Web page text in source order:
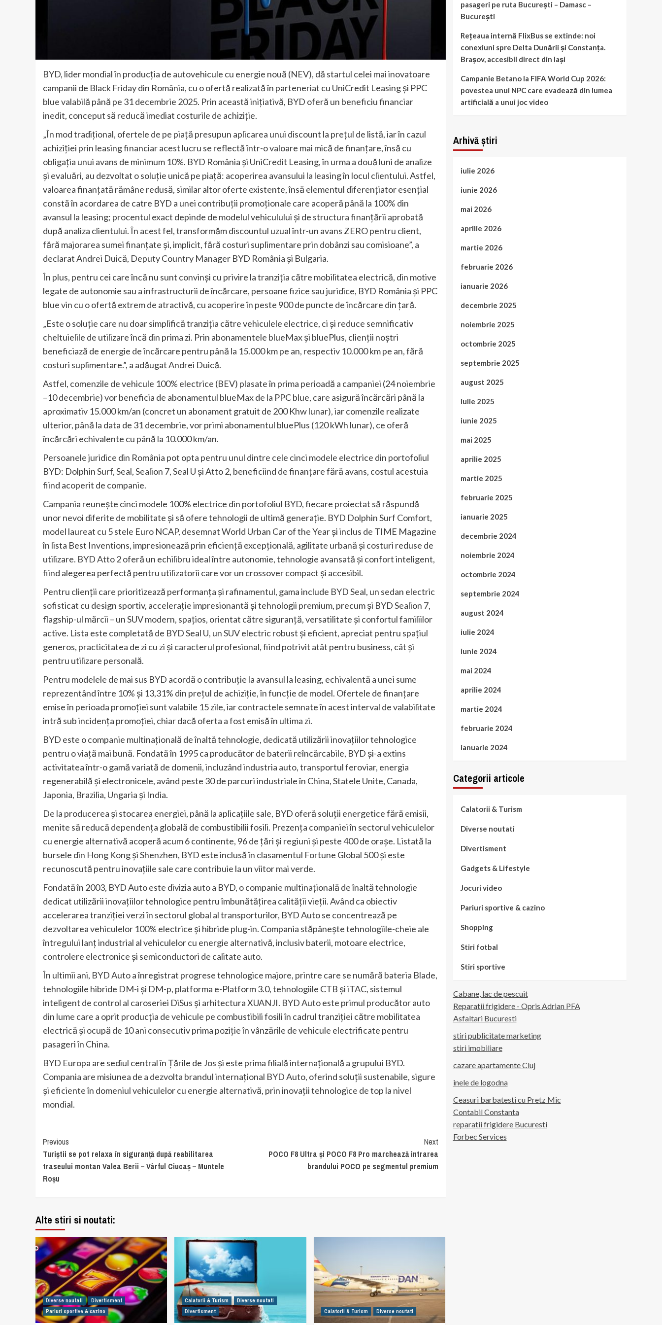
BYD, lider mondial în producția de autovehicule cu energie nouă (NEV), dă startul celei mai inovatoare
campanii de Black Friday din România, cu o ofertă realizată în parteneriat cu UniCredit Leasing și PPC
blue valabilă până pe 31 decembrie 2025. Prin această inițiativă, BYD oferă un beneficiu financiar
inedit, conceput să reducă imediat costurile de achiziție.
„În mod tradițional, ofertele de pe piață presupun aplicarea unui discount la prețul de listă, iar în cazul
achiziției prin leasing financiar acest lucru se reflectă într-o valoare mai mică de finanțare, însă cu
obligația unui avans de minimum 10%. BYD România și UniCredit Leasing, în urma a două luni de analize
și evaluări, au dezvoltat o soluție unică pe piață: acoperirea avansului la leasing în locul clientului. Astfel,
valoarea finanțată rămâne redusă, similar altor oferte existente, însă elementul diferențiator esențial
constă în acordarea de catre BYD a unei contribuții promoționale care acoperă până la 100% din
avansul la leasing; procentul exact depinde de modelul vehiculului și de structura finanțării aprobată
după analiza clientului. În acest fel, transformăm discountul uzual într-un avans ZERO pentru client,
fără majorarea sumei finanțate și, implicit, fără costuri suplimentare prin dobânzi sau comisioane”, a
declarat Andrei Duică, Deputy Country Manager BYD România și Bulgaria.
În plus, pentru cei care încă nu sunt convinși cu privire la tranziția către mobilitatea electrică, din motive
legate de autonomie sau a infrastructurii de încărcare, persoane fizice sau juridice, BYD România și PPC
blue vin cu o ofertă extrem de atractivă, cu acoperire în peste 900 de puncte de încărcare din țară.
„Este o soluție care nu doar simplifică tranziția către vehiculele electrice, ci și reduce semnificativ
cheltuielile de utilizare încă din prima zi. Prin abonamentele blueMax și bluePlus, clienții noștri
beneficiază de energie de încărcare pentru până la 15.000 km pe an, respectiv 10.000 km pe an, fără
costuri suplimentare.”, a adăugat Andrei Duică.
Astfel, comenzile de vehicule 100% electrice (BEV) plasate în prima perioadă a campaniei (24 noiembrie
–10 decembrie) vor beneficia de abonamentul blueMax de la PPC blue, care asigură încărcări până la
aproximativ 15.000 km/an (concret un abonament gratuit de 200 Khw lunar), iar comenzile realizate
ulterior, până la data de 31 decembrie, vor primi abonamentul bluePlus (120 kWh lunar), ce oferă
încărcări echivalente cu până la 10.000 km/an.
Persoanele juridice din România pot opta pentru unul dintre cele cinci modele electrice din portofoliul
BYD: Dolphin Surf, Seal, Sealion 7, Seal U și Atto 2, beneficiind de finanțare fără avans, costul acestuia
fiind acoperit de companie.
Campania reunește cinci modele 100% electrice din portofoliul BYD, fiecare proiectat să răspundă
unor nevoi diferite de mobilitate și să ofere tehnologii de ultimă generație. BYD Dolphin Surf Comfort,
model laureat cu 5 stele Euro NCAP, desemnat World Urban Car of the Year și inclus de TIME Magazine
în lista Best Inventions, impresionează prin eficiență excepțională, agilitate urbană și costuri reduse de
utilizare. BYD Atto 2 oferă un echilibru ideal între autonomie, tehnologie avansată și confort inteligent,
fiind alegerea perfectă pentru utilizatorii care vor un crossover compact și accesibil.
Pentru clienții care prioritizează performanța și rafinamentul, gama include BYD Seal, un sedan electric
sofisticat cu design sportiv, accelerație impresionantă și tehnologii premium, precum și BYD Sealion 7,
flagship-ul mărcii – un SUV modern, spațios, orientat către siguranță, versatilitate și confortul familiilor
active. Lista este completată de BYD Seal U, un SUV electric robust și eficient, apreciat pentru spațiul
generos, practicitatea de zi cu zi și caracterul profesional, fiind potrivit atât pentru business, cât și
pentru utilizare personală.
Pentru modelele de mai sus BYD acordă o contribuție la avansul la leasing, echivalentă a unei sume
reprezentând între 10% și 13,31% din prețul de achiziție, în funcție de model. Ofertele de finanțare
emise în perioada promoției sunt valabile 15 zile, iar contractele semnate în acest interval de valabilitate
intră sub incidența promoției, chiar dacă oferta a fost emisă în ultima zi.
BYD este o companie multinațională de înaltă tehnologie, dedicată utilizării inovațiilor tehnologice
pentru o viață mai bună. Fondată în 1995 ca producător de baterii reîncărcabile, BYD și-a extins
activitatea într-o gamă variată de domenii, incluzând industria auto, transportul feroviar, energia
regenerabilă și electronicele, având peste 30 de parcuri industriale în China, Statele Unite, Canada,
Japonia, Brazilia, Ungaria și India.
De la producerea și stocarea energiei, până la aplicațiile sale, BYD oferă soluții energetice fără emisii,
menite să reducă dependența globală de combustibilii fosili. Prezența companiei în sectorul vehiculelor
cu energie alternativă acoperă acum 6 continente, 96 de țări și regiuni și peste 400 de orașe. Listată la
bursele din Hong Kong și Shenzhen, BYD este inclusă în clasamentul Fortune Global 500 și este
recunoscută pentru inovațiile sale care contribuie la un viitor mai verde.
Fondată în 2003, BYD Auto este divizia auto a BYD, o companie multinațională de înaltă tehnologie
dedicat utilizării inovațiilor tehnologice pentru îmbunătățirea calității vieții. Având ca obiectiv
accelerarea tranziției verzi în sectorul global al transporturilor, BYD Auto se concentrează pe
dezvoltarea vehiculelor 100% electrice și hibride plug-in. Compania stăpânește tehnologiile-cheie ale
întregului lanț industrial al vehiculelor cu energie alternativă, inclusiv baterii, motoare electrice,
controlere electronice și semiconductori de calitate auto.
În ultimii ani, BYD Auto a înregistrat progrese tehnologice majore, printre care se numără bateria Blade,
tehnologiile hibride DM-i și DM-p, platforma e-Platform 3.0, tehnologiile CTB și iTAC, sistemul
inteligent de control al caroseriei DiSus și arhitectura XUANJI. BYD Auto este primul producător auto
din lume care a oprit producția de vehicule pe combustibili fosili în cadrul tranziției către mobilitatea
electrică și ocupă de 10 ani consecutiv prima poziție în vânzările de vehicule electrificate pentru
pasageri în China.
BYD Europa are sediul central în Țările de Jos și este prima filială internațională a grupului BYD.
Compania are misiunea de a dezvolta brandul internațional BYD Auto, oferind soluții sustenabile, sigure
și eficiente în domeniul vehiculelor cu energie alternativă, prin inovații tehnologice de top la nivel
mondial.
Continue
Reading
Previous
Turiștii se pot relaxa în siguranță după reabilitarea
traseului montan Valea Berii – Vârful Ciucaș – Muntele
Roșu
Next
POCO F8 Ultra și POCO F8 Pro marchează intrarea
brandului POCO pe segmentul premium
Alte stiri si noutati:
Diverse noutati
Divertisment
Pariuri sportive & cazino
Calatorii & Turism
Diverse noutati
Divertisment
Calatorii & Turism Diverse noutati
pasageri pe ruta București – Damasc –
București
Rețeaua internă FlixBus se extinde: noi
conexiuni spre Delta Dunării și Constanța.
Brașov, accesibil direct din Iași
Campanie Betano la FIFA World Cup 2026:
povestea unui NPC care evadează din lumea
artificială a unui joc video
Arhivă știri
iulie 2026
iunie 2026
mai 2026
aprilie 2026
martie 2026
februarie 2026
ianuarie 2026
decembrie 2025
noiembrie 2025
octombrie 2025
septembrie 2025
august 2025
iulie 2025
iunie 2025
mai 2025
aprilie 2025
martie 2025
februarie 2025
ianuarie 2025
decembrie 2024
noiembrie 2024
octombrie 2024
septembrie 2024
august 2024
iulie 2024
iunie 2024
mai 2024
aprilie 2024
martie 2024
februarie 2024
ianuarie 2024
Categorii articole
Calatorii & Turism
Diverse noutati
Divertisment
Gadgets & Lifestyle
Jocuri video
Pariuri sportive & cazino
Shopping
Stiri fotbal
Stiri sportive
Cabane, lac de pescuit
Reparatii frigidere - Opris Adrian PFA
Asfaltari Bucuresti
stiri publicitate marketing
stiri imobiliare
cazare apartamente Cluj
inele de logodna
Ceasuri barbatesti cu Pretz Mic
Contabil Constanta
reparatii frigidere Bucuresti
Forbec Services